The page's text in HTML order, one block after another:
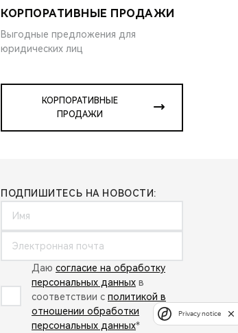
КОРПОРАТИВНЫЕ ПРОДАЖИ
Выгодные предложения для
юридических лиц
КОРПОРАТИВНЫЕ
ПРОДАЖИ
ПОДПИШИТЕСЬ НА НОВОСТИ:
Даю согласие на обработку
персональных данных в
соответствии с политикой в
отношении обработки
персональных данных*
Privacy notice